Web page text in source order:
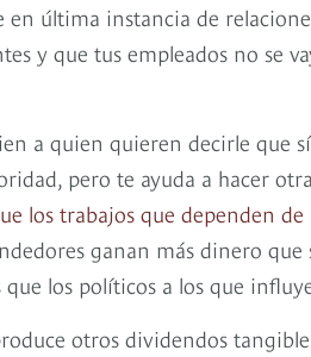
última instancia de
y que tus empleados no se
a quien quieren decirle que
pero te ayuda a hacer
los trabajos que dependen
ganan más dinero
los políticos a los que
otros dividendos